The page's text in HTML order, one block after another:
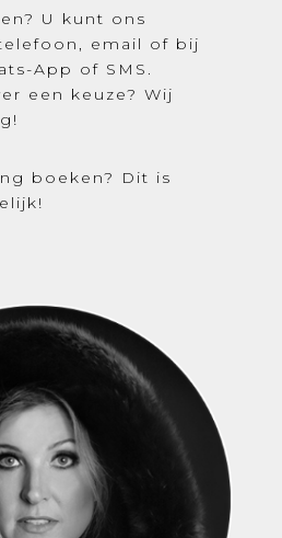
U kunt ons
email of bij
App of SMS.
een keuze? Wij
boeken? Dit is